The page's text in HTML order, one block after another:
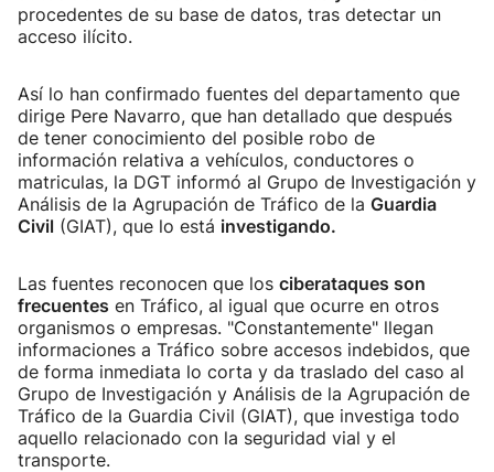
procedentes de su base de datos, tras detectar un
acceso ilícito.
Así lo han confirmado fuentes del departamento que
dirige Pere Navarro, que han detallado que después
de tener conocimiento del posible robo de
información relativa a vehículos, conductores o
matriculas, la DGT informó al Grupo de Investigación y
Análisis de la Agrupación de Tráfico de la Guardia
Civil (GIAT), que lo está investigando.
Las fuentes reconocen que los ciberataques son
frecuentes en Tráfico, al igual que ocurre en otros
organismos o empresas. "Constantemente" llegan
informaciones a Tráfico sobre accesos indebidos, que
de forma inmediata lo corta y da traslado del caso al
Grupo de Investigación y Análisis de la Agrupación de
Tráfico de la Guardia Civil (GIAT), que investiga todo
aquello relacionado con la seguridad vial y el
transporte.